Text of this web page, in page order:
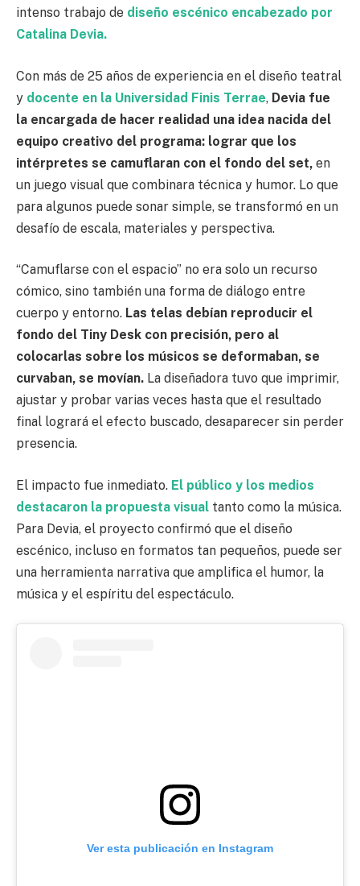
intenso trabajo de diseño escénico encabezado por
Catalina Devia.
Con más de 25 años de experiencia en el diseño teatral
y docente en la Universidad Finis Terrae, Devia fue
la encargada de hacer realidad una idea nacida del
equipo creativo del programa: lograr que los
intérpretes se camuflaran con el fondo del set, en
un juego visual que combinara técnica y humor. Lo que
para algunos puede sonar simple, se transformó en un
desafío de escala, materiales y perspectiva.
“Camuflarse con el espacio” no era solo un recurso
cómico, sino también una forma de diálogo entre
cuerpo y entorno. Las telas debían reproducir el
fondo del Tiny Desk con precisión, pero al
colocarlas sobre los músicos se deformaban, se
curvaban, se movían. La diseñadora tuvo que imprimir,
ajustar y probar varias veces hasta que el resultado
final logrará el efecto buscado, desaparecer sin perder
presencia.
El impacto fue inmediato. El público y los medios
destacaron la propuesta visual tanto como la música.
Para Devia, el proyecto confirmó que el diseño
escénico, incluso en formatos tan pequeños, puede ser
una herramienta narrativa que amplifica el humor, la
música y el espíritu del espectáculo.
Ver esta publicación en Instagram